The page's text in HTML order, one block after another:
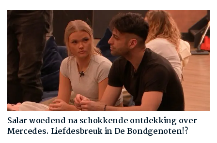
Salar woedend na schokkende ontdekking over
Mercedes. Liefdesbreuk in De Bondgenoten!?